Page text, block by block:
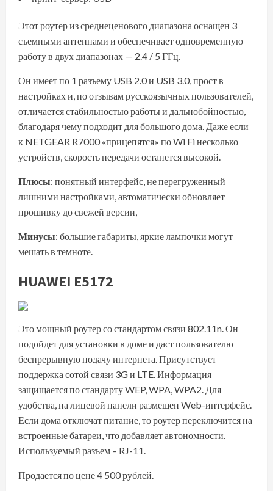
Этот роутер из среднеценового диапазона оснащен 3
съемными антеннами и обеспечивает одновременную
работу в двух диапазонах — 2.4 / 5 ГГц.
Он имеет по 1 разъему USB 2.0 и USB 3.0, прост в
настройках и, по отзывам русскоязычных пользователей,
отличается стабильностью работы и дальнобойностью,
благодаря чему подходит для большого дома. Даже если
к NETGEAR R7000 «прицепятся» по Wi Fi несколько
устройств, скорость передачи останется высокой.
Плюсы: понятный интерфейс, не перегруженный
лишними настройками, автоматически обновляет
прошивку до свежей версии,
Минусы: большие габариты, яркие лампочки могут
мешать в темноте.
HUAWEI E5172
Это мощный роутер со стандартом связи 802.11n. Он
подойдет для установки в доме и даст пользователю
беспрерывную подачу интернета. Присутствует
поддержка сотой связи 3G и LTE. Информация
защищается по стандарту WEP, WPA, WPA2. Для
удобства, на лицевой панели размещен Web-интерфейс.
Если дома отключат питание, то роутер переключится на
встроенные батареи, что добавляет автономности.
Используемый разъем – RJ-11.
Продается по цене 4 500 рублей.